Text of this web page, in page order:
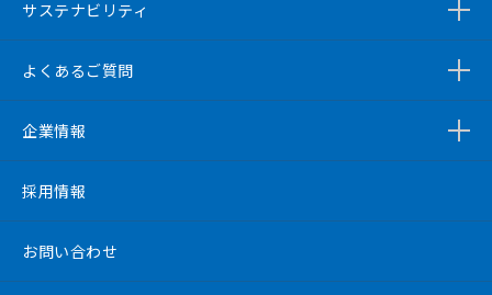
サステナビリティ
よくあるご質問
企業情報
採用情報
お問い合わせ